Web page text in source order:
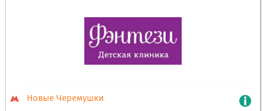
Новые Черемушки